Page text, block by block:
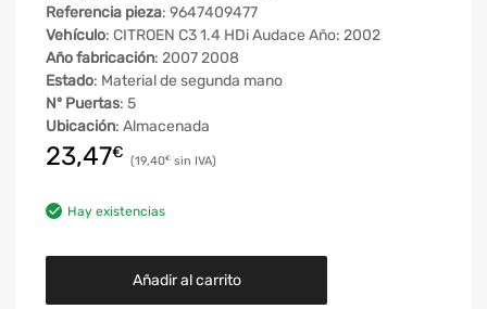
Referencia pieza: 9647409477
Vehículo: CITROEN C3 1.4 HDi Audace Año: 2002
Año fabricación: 2007 2008
Estado: Material de segunda mano
Nº Puertas: 5
Ubicación: Almacenada
23,47€ 19,40€
Hay existencias
Añadir al carrito